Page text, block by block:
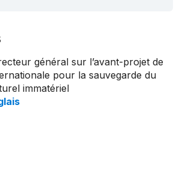
général sur l’avant-projet de
pour la sauvegarde du
immatériel